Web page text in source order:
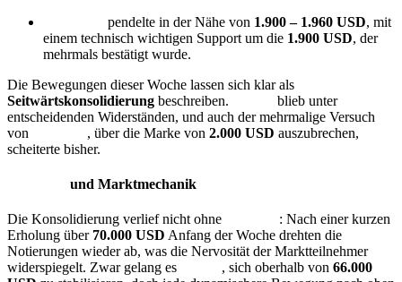
pendelte in der Nähe von 1.900 – 1.960 USD, mit
einem technisch wichtigen Support um die 1.900 USD, der
mehrmals bestätigt wurde.
Die Bewegungen dieser Woche lassen sich klar als
Seitwärtskonsolidierung beschreiben.
blieb unter
entscheidenden Widerständen, und auch der mehrmalige Versuch
von
, über die Marke von 2.000 USD auszubrechen,
scheiterte bisher.
und Marktmechanik
Die Konsolidierung verlief nicht ohne
: Nach einer kurzen
Erholung über 70.000 USD Anfang der Woche drehten die
Notierungen wieder ab, was die Nervosität der Marktteilnehmer
widerspiegelt. Zwar gelang es
, sich oberhalb von 66.000